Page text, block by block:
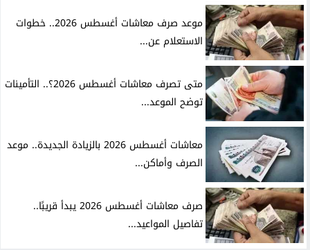
موعد صرف معاشات أغسطس 2026.. خطوات
الاستعلام عن...
متى تصرف معاشات أغسطس 2026؟.. التأمينات
توضح الموعد...
معاشات أغسطس 2026 بالزيادة الجديدة.. موعد
الصرف وأماكن...
صرف معاشات أغسطس 2026 يبدأ قريبًا..
تفاصيل المواعيد...